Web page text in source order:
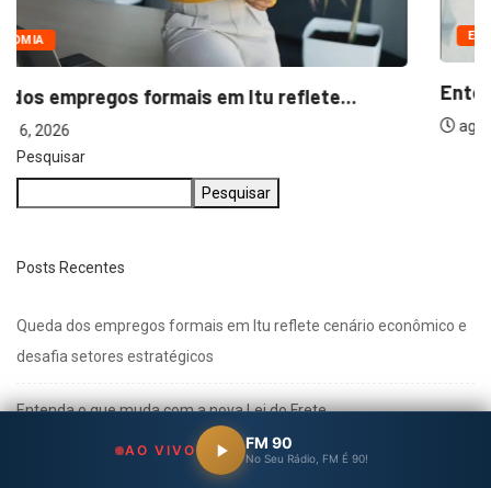
ECONOMIA
Entenda o que muda com a nova...
agosto 6, 2026
Pesquisar
Pesquisar
Posts Recentes
Queda dos empregos formais em Itu reflete cenário econômico e
desafia setores estratégicos
Entenda o que muda com a nova Lei do Frete
Multivacinação de Salto vai até 31 de agosto
AO VIVO FM 90
No Seu Rádio, FM É 90!